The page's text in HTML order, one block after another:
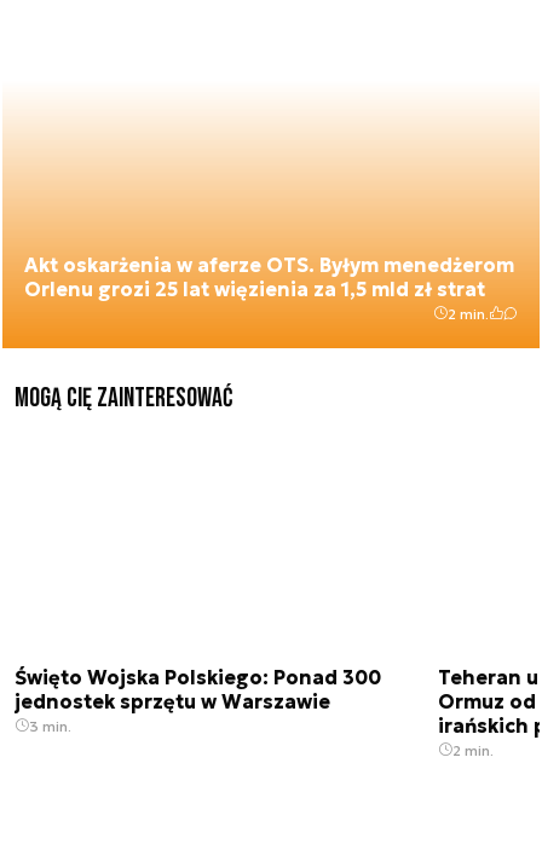
Akt oskarżenia w aferze OTS. Byłym menedżerom
Orlenu grozi 25 lat więzienia za 1,5 mld zł strat
2 min.
Mogą Cię zainteresować
Święto Wojska Polskiego: Ponad 300
jednostek sprzętu w Warszawie
3 min.
Teheran
Ormuz
irańskich
2 min.